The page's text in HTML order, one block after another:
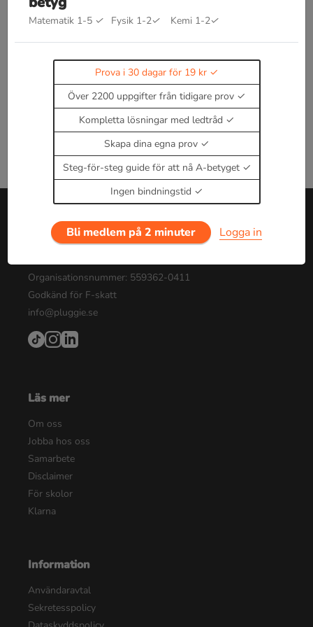
Kommer snart!
ellerBli medlem nu
Matematik 1-5 ✓ Fysik 1-2✓ Kemi 1-2✓
Prova i 30 dagar för 19 kr
Över 2200 uppgifter från tidigare prov
Kompletta lösningar med ledtråd
Skapa dina egna prov
Steg-för-steg guide för att nå A-betyget
Ingen bindningstid
Bli medlem på 2 minuter Logga in
Om oss
Organisationsnummer: 559362-0411
Godkänd för F-skatt
info@pluggie.se
Läs mer
Om oss
Jobba hos oss
Samarbete
Disclaimer
För skolor
Klarna
Information
Användaravtal
Sekretesspolicy